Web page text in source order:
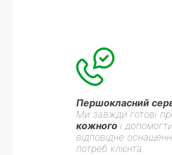
Першокласний
Ми завжди готові
кожного і
відповідне
потреб клієнта.